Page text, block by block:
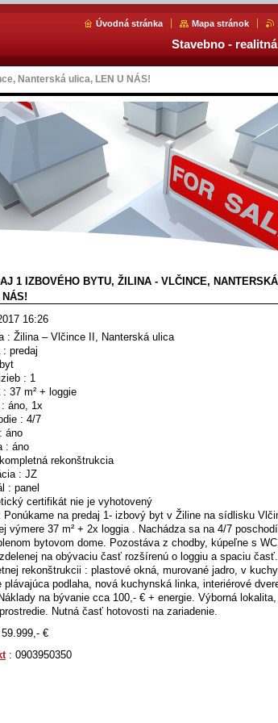
Úvodná stránka Mapa stránok
Stavebno -
Nanterská ulica, LEN U NÁS!
1 IZBOVÉHO BYTU, ŽILINA - VLČINCE,
NÁS!
16:26
: Žilina – Vlčince II, Nanterská ulica
predaj
: 1
: 37 m² + loggie
: áno, 1x
: 4/7
áno
: áno
rekonštrukcia
: JZ
: panel
certifikát nie je vyhotovený
Ponúkame na predaj 1- izbový byt v Žiline na sídlisku
výmere 37 m² + 2x loggia . Nachádza sa na 4/7
bytovom dome. Pozostáva z chodby, kúpeľne s
na obývaciu časť rozšírenú o loggiu a spaciu
rekonštrukcii : plastové okná, murované jadro, v
plávajúca podlaha, nová kuchynská linka, interiérové
na bývanie cca 100,- € + energie. Výborná
Nutná časť hotovosti na zariadenie.
€
: 0903950350